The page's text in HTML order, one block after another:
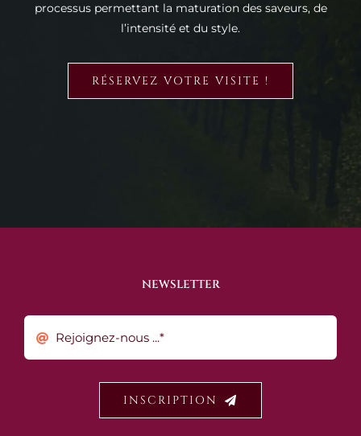
processus permettant la maturation des saveurs, de
l’intensité et du style.
RÉSERVEZ VOTRE VISITE !
NEWSLETTER
INSCRIPTION